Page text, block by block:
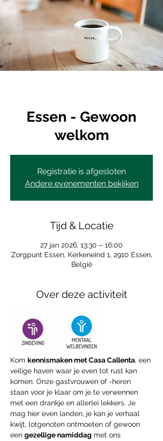
Essen - Gewoon
welkom
Registratie is afgesloten
Andere evenementen bekijken
Tijd & Locatie
27 jan 2026, 13:30 – 16:00
Zorgpunt Essen, Kerkeneind 1, 2910 Essen,
België
Over deze activiteit
Kom kennismaken met Casa Callenta, een
veilige haven waar je even tot rust kan
komen. Onze gastvrouwen of -heren
staan voor je klaar om je te verwennen
met een drankje en allerlei lekkers. Je
mag hier even landen, je kan je verhaal
kwijt, lotgenoten ontmoeten of gewoon
een gezellige namiddag met ons